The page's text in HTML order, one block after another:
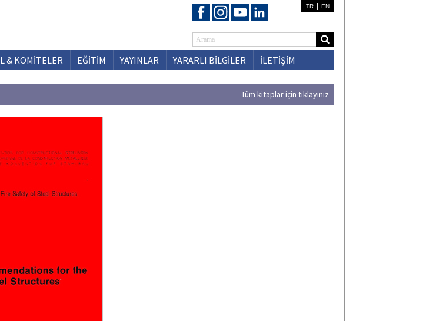
TR EN
& KOMİTELER EĞİTİM YAYINLAR YARARLI BİLGİLER İLETİŞİM
Tüm kitaplar için tıklayınız